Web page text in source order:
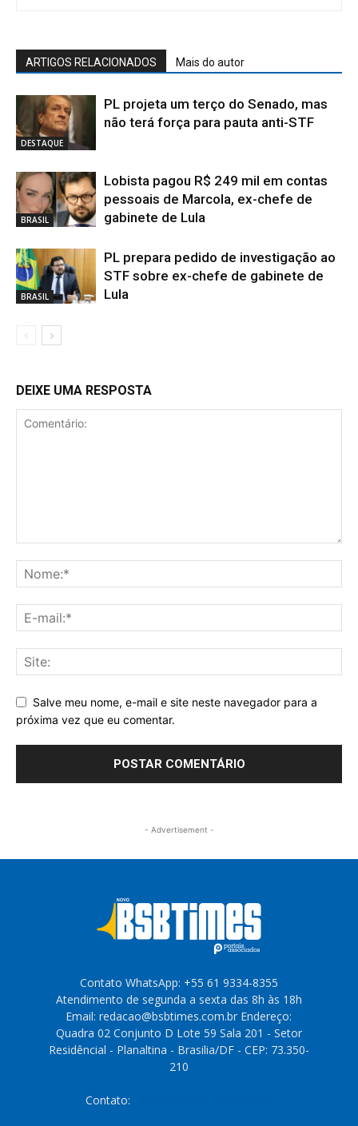
ARTIGOS RELACIONADOS Mais do autor
DESTAQUE
PL projeta um terço do Senado, mas
não terá força para pauta anti-STF
BRASIL
Lobista pagou R$ 249 mil em contas
pessoais de Marcola, ex-chefe de
gabinete de Lula
BRASIL
PL prepara pedido de investigação ao
STF sobre ex-chefe de gabinete de
Lula
DEIXE UMA RESPOSTA
Salve meu nome, e-mail e site neste navegador para a
próxima vez que eu comentar.
- Advertisement -
Contato WhatsApp: +55 61 9334-8355
Atendimento de segunda a sexta das 8h às 18h
Email: redacao@bsbtimes.com.br Endereço:
Quadra 02 Conjunto D Lote 59 Sala 201 - Setor
Residêncial - Planaltina - Brasilia/DF - CEP: 73.350-
210
Contato: